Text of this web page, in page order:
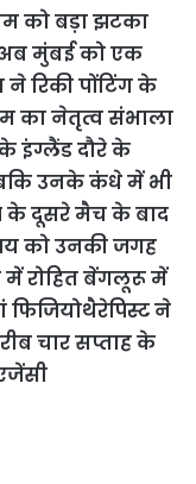
को बड़ा झटका
अब मुंबई को एक
ने रिकी पोंटिंग के
का नेतृत्व संभाला
इंग्लैंड दौरे के
उनके कंधे में भी
के दूसरे मैच के बाद
को उनकी जगह
में रोहित बेंगलूरू में
ने
चार सप्ताह के